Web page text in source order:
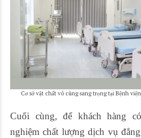
Cơ sở vật chất vô cùng sang trọng tại Bệnh
Cuối cùng, để khách hàng
nghiệm chất lượng dịch vụ